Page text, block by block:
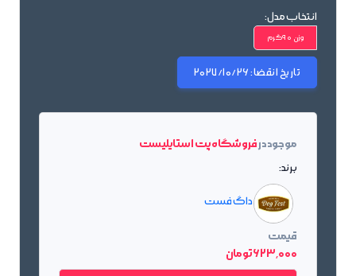
انتخاب مدل:
وزن 90گرم
تاریخ انقضا:2027/10/26
موجود درفروشگاه پت استایلیست
برند:
داگ فست
قیمت
623٬000 تومان